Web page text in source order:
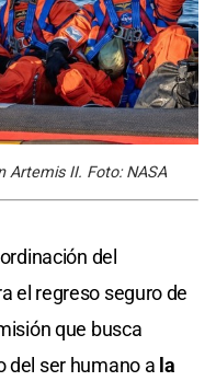
Artemis II. Foto: NASA
del
el regreso seguro de
que busca
del ser humano a la